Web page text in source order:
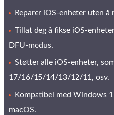
Reparer iOS-enheter uten å
Tillat deg å fikse iOS-
DFU-modus.
Støtter alle iOS-enheter,
17/16/15/14/13/12/11, osv.
Kompatibel med Windows
macOS.